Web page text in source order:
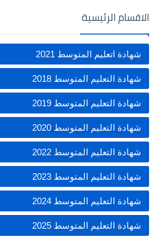
الاقسام الرئيسية
شهادة اتعليم المتوسط 2021
شهادة التعليم المتوسط 2018
شهادة التعليم المتوسط 2019
شهادة التعليم المتوسط 2020
شهادة التعليم المتوسط 2022
شهادة التعليم المتوسط 2023
شهادة التعليم المتوسط 2024
شهادة التعليم المتوسط 2025